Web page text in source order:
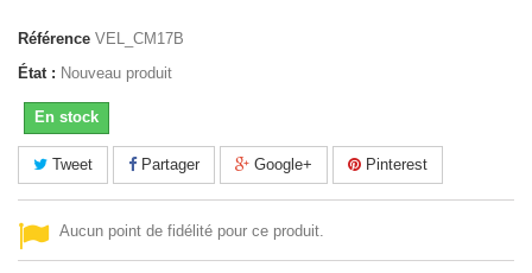
Référence VEL_CM17B
État : Nouveau produit
En stock
Tweet Partager Google+ Pinterest
Aucun point de fidélité pour ce produit.